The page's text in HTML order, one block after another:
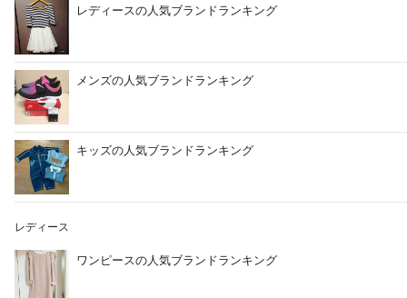
レディースの人気ブランドランキング
メンズの人気ブランドランキング
キッズの人気ブランドランキング
レディース
ワンピースの人気ブランドランキング